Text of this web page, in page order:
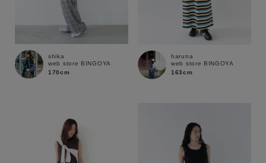
shika
web store BINGOYA
170cm
haruna
web store BINGOYA
163cm